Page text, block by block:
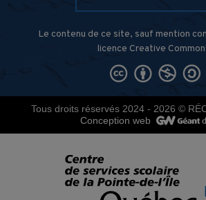
Le contenu de ce site, sauf mention
licence Creative
Tous droits réservés 2024 - 2026 ©
Conception web